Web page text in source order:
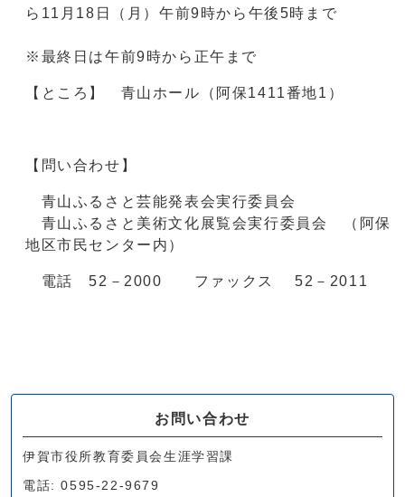
ら11月18日（月）午前9時から午後5時まで
※最終日は午前9時から正午まで
【ところ】 青山ホール（阿保1411番地1）
【問い合わせ】
青山ふるさと芸能発表会実行委員会
青山ふるさと美術文化展覧会実行委員会 （阿保
地区市民センター内）
電話 52－2000 ファックス 52－2011
お問い合わせ
伊賀市役所教育委員会生涯学習課
電話: 0595-22-9679